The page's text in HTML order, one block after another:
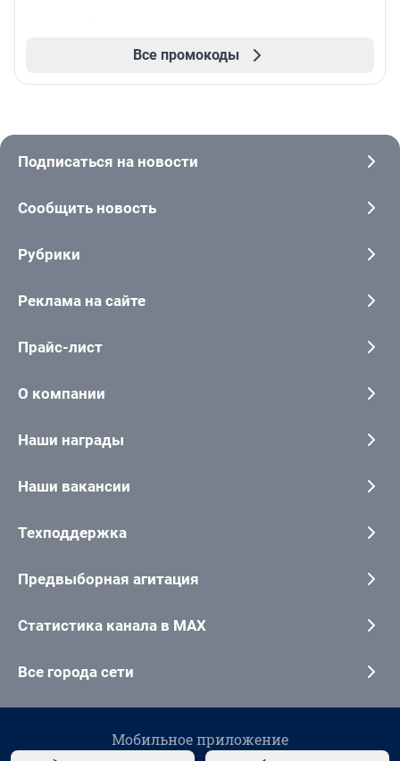
Все промокоды
Подписаться на новости
Сообщить новость
Рубрики
Реклама на сайте
Прайс-лист
О компании
Наши награды
Наши вакансии
Техподдержка
Предвыборная агитация
Статистика канала в MAX
Все города сети
Мобильное приложение